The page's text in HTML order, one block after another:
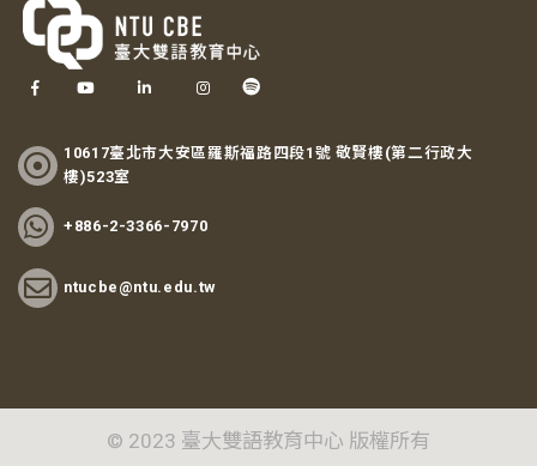
10617臺北市大安區羅斯福路四段1號 敬賢樓(第二行政大
樓)523室
+886-2-3366-7970
ntucbe@ntu.edu.tw
© 2023 臺大雙語教育中心 版權所有